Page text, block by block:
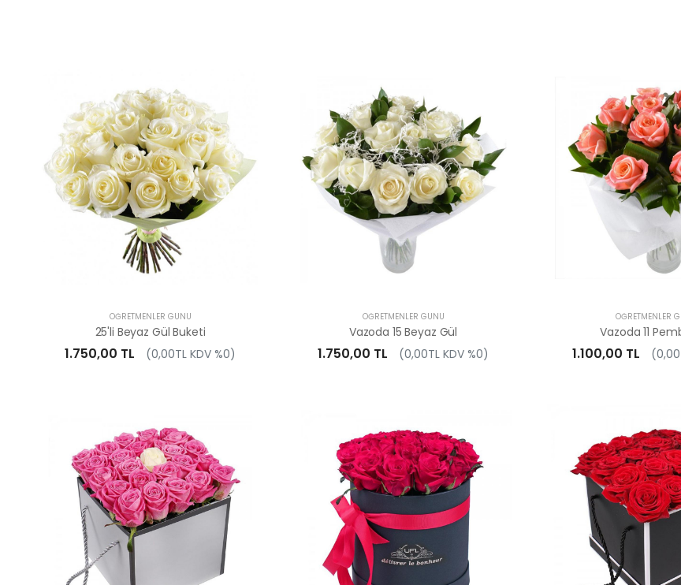
ÖĞRETMENLER GÜNÜ
25'li Beyaz Gül Buketi
1.750,00 TL (0,00TL KDV %0)
ÖĞRETMENLER GÜNÜ
Vazoda 15 Beyaz Gül
1.750,00 TL (0,00TL KDV %0)
ÖĞRETMENLER
Vazoda 11
1.100,00 TL